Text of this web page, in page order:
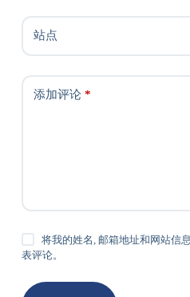
站点
添加评论*
将我的姓名, 邮箱地址和网站信
表评论。